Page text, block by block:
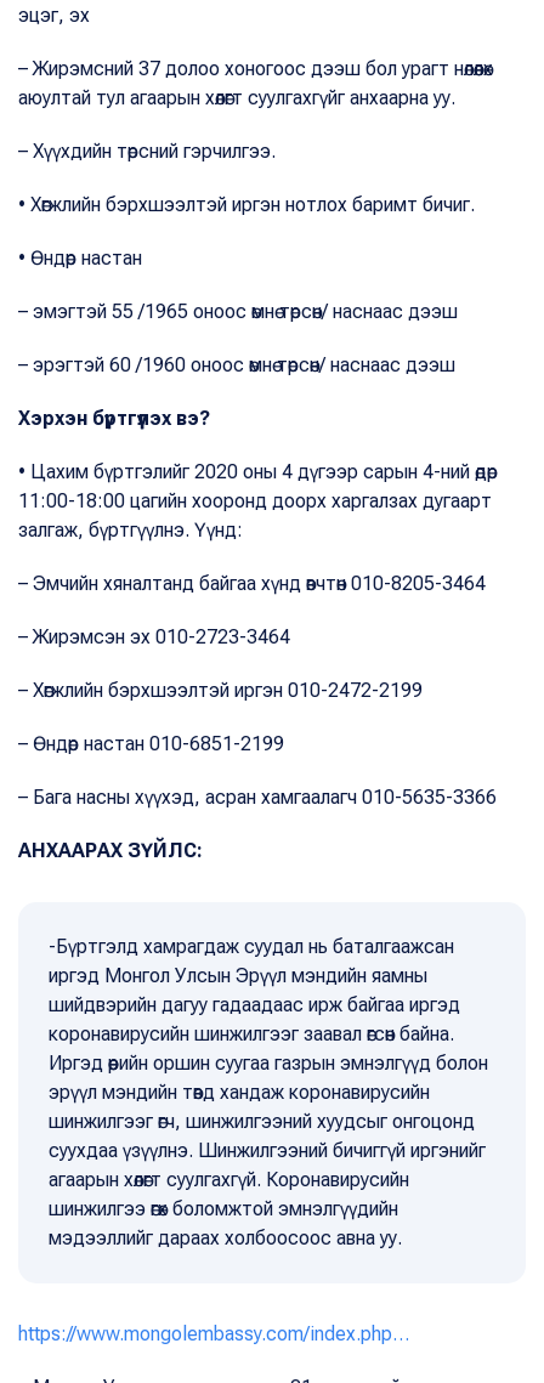
эцэг, эх
– Жирэмсний 37 долоо хоногоос дээш бол урагт нөлөөлөх
аюултай тул агаарын хөлөгт суулгахгүйг анхаарна уу.
– Хүүхдийн төрсний гэрчилгээ.
• Хөгжлийн бэрхшээлтэй иргэн нотлох баримт бичиг.
• Өндөр настан
– эмэгтэй 55 /1965 оноос өмнө төрсөн/ наснаас дээш
– эрэгтэй 60 /1960 оноос өмнө төрсөн/ наснаас дээш
Хэрхэн бүртгүүлэх вэ?
• Цахим бүртгэлийг 2020 оны 4 дүгээр сарын 4-ний өдөр
11:00-18:00 цагийн хооронд доорх харгалзах дугаарт
залгаж, бүртгүүлнэ. Үүнд:
– Эмчийн хяналтанд байгаа хүнд өвчтөн 010-8205-3464
– Жирэмсэн эх 010-2723-3464
– Хөгжлийн бэрхшээлтэй иргэн 010-2472-2199
– Өндөр настан 010-6851-2199
– Бага насны хүүхэд, асран хамгаалагч 010-5635-3366
АНХААРАХ ЗҮЙЛС:
-Бүртгэлд хамрагдаж суудал нь баталгаажсан
иргэд Монгол Улсын Эрүүл мэндийн яамны
шийдвэрийн дагуу гадаадаас ирж байгаа иргэд
коронавирусийн шинжилгээг заавал өгсөн байна.
Иргэд өөрийн оршин суугаа газрын эмнэлгүүд болон
эрүүл мэндийн төвд хандаж коронавирусийн
шинжилгээг өгч, шинжилгээний хуудсыг онгоцонд
суухдаа үзүүлнэ. Шинжилгээний бичиггүй иргэнийг
агаарын хөлөгт суулгахгүй. Коронавирусийн
шинжилгээ өгөх боломжтой эмнэлгүүдийн
мэдээллийг дараах холбоосоос авна уу.
https://www.mongolembassy.com/index.php…